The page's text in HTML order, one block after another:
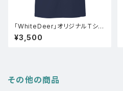
「WhiteDeer」オリジナルTシャ
ツ(インディゴ)
¥3,500
その他の商品